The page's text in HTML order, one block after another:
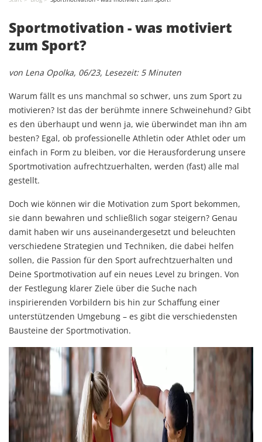
Sportmotivation - was motiviert
zum Sport?
von Lena Opolka, 06/23, Lesezeit: 5 Minuten
Warum fällt es uns manchmal so schwer, uns zum Sport zu
motivieren? Ist das der berühmte innere Schweinehund? Gibt
es den überhaupt und wenn ja, wie überwindet man ihn am
besten? Egal, ob professionelle Athletin oder Athlet oder um
einfach in Form zu bleiben, vor die Herausforderung unsere
Sportmotivation aufrechtzuerhalten, werden (fast) alle mal
gestellt.
Doch wie können wir die Motivation zum Sport bekommen,
sie dann bewahren und schließlich sogar steigern? Genau
damit haben wir uns auseinandergesetzt und beleuchten
verschiedene Strategien und Techniken, die dabei helfen
sollen, die Passion für den Sport aufrechtzuerhalten und
Deine Sportmotivation auf ein neues Level zu bringen. Von
der Festlegung klarer Ziele über die Suche nach
inspirierenden Vorbildern bis hin zur Schaffung einer
unterstützenden Umgebung – es gibt die verschiedensten
Bausteine der Sportmotivation.